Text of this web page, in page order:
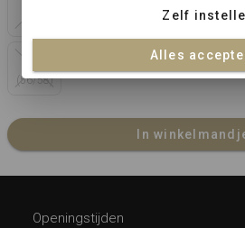
(50)
(56/58)
In
Openingstijden
Zelf
Alles